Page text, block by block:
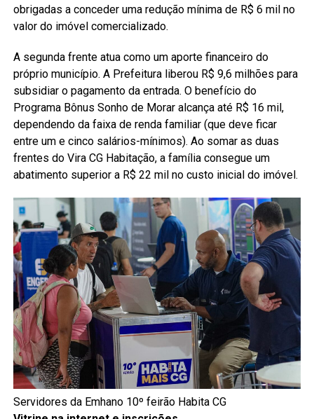
obrigadas a conceder uma redução mínima de R$ 6 mil no
valor do imóvel comercializado.
A segunda frente atua como um aporte financeiro do
próprio município. A Prefeitura liberou R$ 9,6 milhões para
subsidiar o pagamento da entrada. O benefício do
Programa Bônus Sonho de Morar alcança até R$ 16 mil,
dependendo da faixa de renda familiar (que deve ficar
entre um e cinco salários-mínimos). Ao somar as duas
frentes do Vira CG Habitação, a família consegue um
abatimento superior a R$ 22 mil no custo inicial do imóvel.
Servidores da Emhano 10º feirão Habita CG